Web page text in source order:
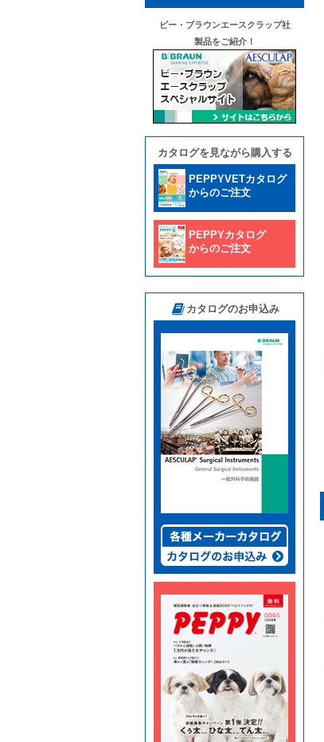
ビー・ブラウンエースクラップ社
製品をご紹介！
カタログを見ながら購入する
PEPPYVETカタログ
からのご注文
PEPPYカタログ
からのご注文
カタログのお申込み
◆劇)ｲｿﾌﾙﾗﾝ吸入麻酔
液｢VTRS｣ ｳﾞｨｱﾄﾘｽ...
ペピイマジカルシーツ
（中厚型ペットシー
ツ）